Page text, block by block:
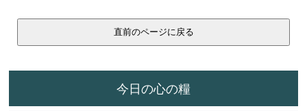
今日の心の糧